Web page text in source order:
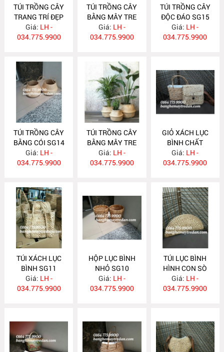
TÚI TRỒNG CÂY
TRANG TRÍ ĐẸP
SG17
Giá: LH -
034.775.9900
TÚI TRỒNG CÂY
BẰNG MÂY TRE
ĐAN SG16
Giá: LH -
034.775.9900
TÚI TRỒNG CÂY
ĐỘC ĐÁO SG15
Giá: LH -
034.775.9900
TÚI TRỒNG CÂY
BẰNG CÓI SG14
Giá: LH -
034.775.9900
TÚI TRỒNG CÂY
BẰNG MÂY TRE
ĐAN SG13
Giá: LH -
034.775.9900
GIỎ XÁCH LỤC
BÌNH CHẤT
LƯỢNG CAO SG12
Giá: LH -
034.775.9900
TÚI XÁCH LỤC
BÌNH SG11
Giá: LH -
034.775.9900
HỘP LỤC BÌNH
NHỎ SG10
Giá: LH -
034.775.9900
TÚI LỤC BÌNH
HÌNH CON SÒ
SG9
Giá: LH -
034.775.9900